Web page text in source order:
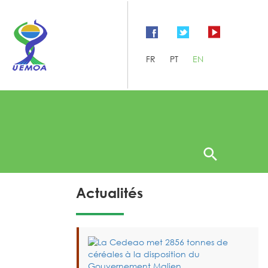
FR PT EN
Actualités